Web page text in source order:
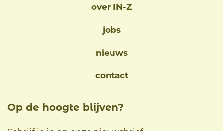
over IN-Z
jobs
nieuws
contact
Op de hoogte blijven?